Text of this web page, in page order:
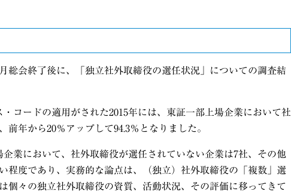
総会終了後に、「独立社外取締役の選任状況」についての調査結
コードの適用がされた2015年には、東証一部上場企業において社
前年から20％アップして94.3％となりました。
業において、社外取締役が選任されていない企業は7社、その他
程度であり、実務的な論点は、（独立）社外取締役の「複数」選
個々の独立社外取締役の資質、活動状況、その評価に移ってきて